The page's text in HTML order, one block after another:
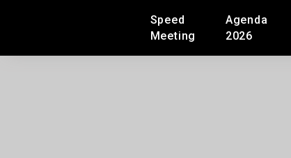
Speed
Meeting
Agenda
2026